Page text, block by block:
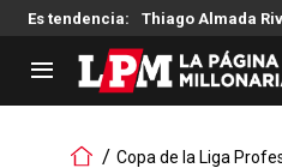
Es tendencia: Thiago Almada
LIGA PROFESIONAL
Copa de la Liga